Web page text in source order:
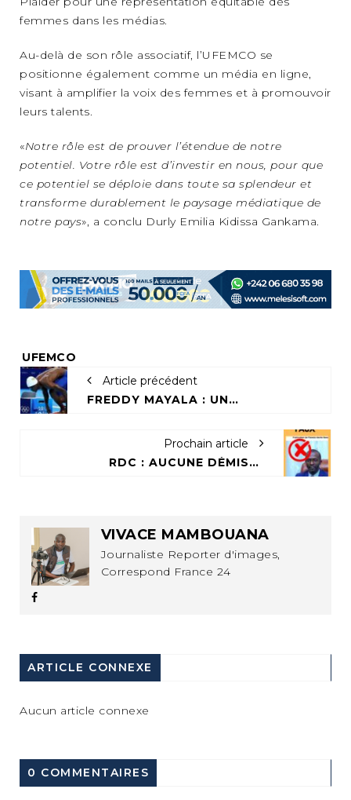
femmes dans les médias.
Au-delà de son rôle associatif, l’UFEMCO se
positionne également comme un média en ligne,
visant à amplifier la voix des femmes et à promouvoir
leurs talents.
«Notre rôle est de prouver l’étendue de notre
potentiel. Votre rôle est d’investir en nous, pour que
ce potentiel se déploie dans toute sa splendeur et
transforme durablement le paysage médiatique de
notre pays», a conclu Durly Emilia Kidissa Gankama.
Tags:
UFEMCO
Article précédent
FREDDY MAYALA : UN SOULAGEMENT APRÈS L'ACCEPTATION DE SA DEMANDE D'ASILE
Prochain article
RDC : AUCUNE DÉMISSION DU DIRECTEUR DE CABINET
VIVACE MAMBOUANA
Journaliste Reporter d'images,
Correspond France 24
ARTICLE CONNEXE
Aucun article connexe
0 COMMENTAIRES